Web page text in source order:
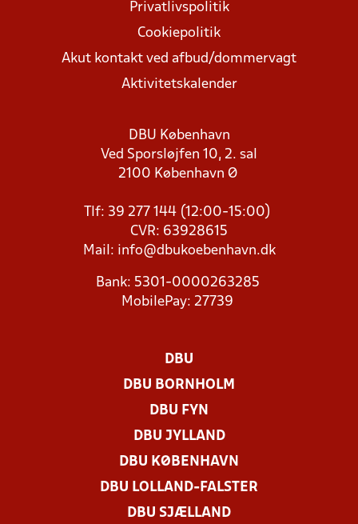
Privatlivspolitik
Cookiepolitik
Akut kontakt ved afbud/dommervagt
Aktivitetskalender
DBU København
Ved Sporsløjfen 10, 2. sal
2100 København Ø
Tlf: 39 277 144 (12:00-15:00)
CVR: 63928615
Mail: info@dbukoebenhavn.dk
Bank: 5301-0000263285
MobilePay: 27739
DBU
DBU BORNHOLM
DBU FYN
DBU JYLLAND
DBU KØBENHAVN
DBU LOLLAND-FALSTER
DBU SJÆLLAND